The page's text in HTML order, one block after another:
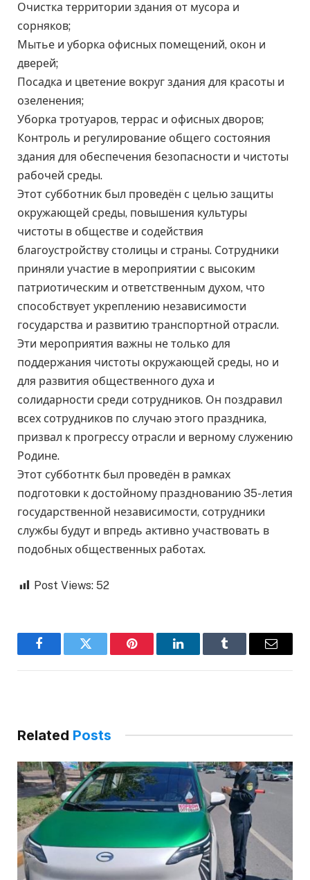
Очистка территории здания от мусора и
сорняков;
Мытье и уборка офисных помещений, окон и
дверей;
Посадка и цветение вокруг здания для красоты и
озеленения;
Уборка тротуаров, террас и офисных дворов;
Контроль и регулирование общего состояния
здания для обеспечения безопасности и чистоты
рабочей среды.
Этот субботник был проведён с целью защиты
окружающей среды, повышения культуры
чистоты в обществе и содействия
благоустройству столицы и страны. Сотрудники
приняли участие в мероприятии с высоким
патриотическим и ответственным духом, что
способствует укреплению независимости
государства и развитию транспортной отрасли.
Эти мероприятия важны не только для
поддержания чистоты окружающей среды, но и
для развития общественного духа и
солидарности среди сотрудников. Он поздравил
всех сотрудников по случаю этого праздника,
призвал к прогрессу отрасли и верному служению
Родине.
Этот субботнтк был проведён в рамках
подготовки к достойному празднованию 35-летия
государственной независимости, сотрудники
службы будут и впредь активно участвовать в
подобных общественных работах.
Post Views: 52
FacebookTwitter Pinterest LinkedInTumblr Email
Related Posts